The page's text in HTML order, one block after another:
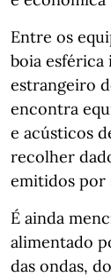
Entre os
boia
estrangeiro
encontra
e acústicos
recolher
emitidos por
É ainda
alimentado
das ondas,